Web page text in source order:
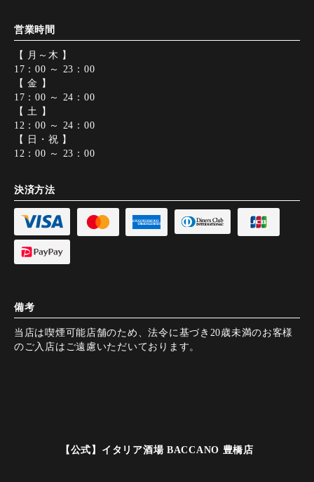
営業時間
【 月～木 】
17：00 ～ 23：00
【 金 】
17：00 ～ 24：00
【 土 】
12：00 ～ 24：00
【 日・祝 】
12：00 ～ 23：00
決済方法
備考
当店は喫煙可能店舗のため、法令に基づき20歳未満のお客様
のご入店はご遠慮いただいております。
【公式】イタリア酒場 BACCANO 豊橋店